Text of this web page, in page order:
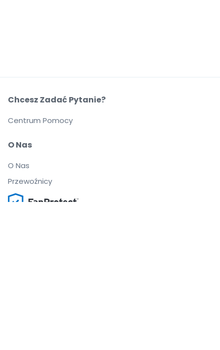
O Nas
O Nas
Przewoźnicy
Chcesz Zadać Pytanie?
Centrum Pomocy